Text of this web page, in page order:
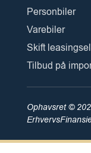
Personbiler
Varebiler
Skift
Tilbud på
Ophavsret ©